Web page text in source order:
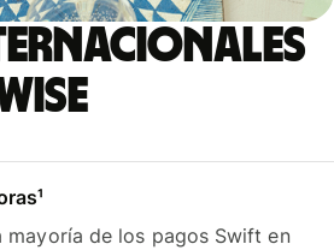
mayoría de los pagos Swift en